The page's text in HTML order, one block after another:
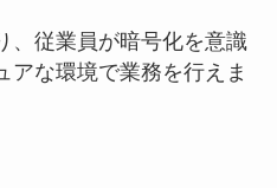
、従業員が暗号化を意識
アな環境で業務を行えま